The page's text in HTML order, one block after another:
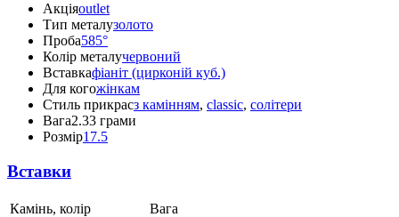
Акціяoutlet
Тип металузолото
Проба585°
Колір металучервоний
Вставкафіаніт (цирконій куб.)
Для когожінкам
Стиль прикрасз камінням, classic, солітери
Вага2.33 грами
Розмір17.5
Вставки
Камінь, колір
Вага